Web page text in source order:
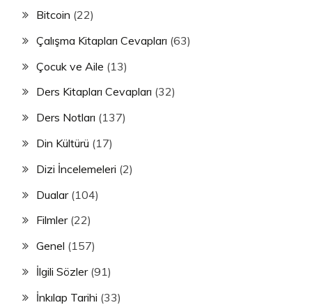
Bitcoin (22)
Çalışma Kitapları Cevapları (63)
Çocuk ve Aile (13)
Ders Kitapları Cevapları (32)
Ders Notları (137)
Din Kültürü (17)
Dizi İncelemeleri (2)
Dualar(104)
Filmler(22)
Genel (157)
İlgili Sözler(91)
İnkılap Tarihi (33)